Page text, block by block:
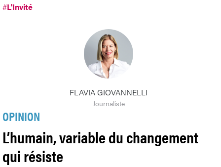
#L'Invité
FLAVIA GIOVANNELLI
Journaliste
OPINION
L’humain, variable du changement
qui résiste